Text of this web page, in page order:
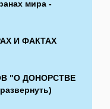
мира -
И ФАКТАХ
"О ДОНОРСТВЕ